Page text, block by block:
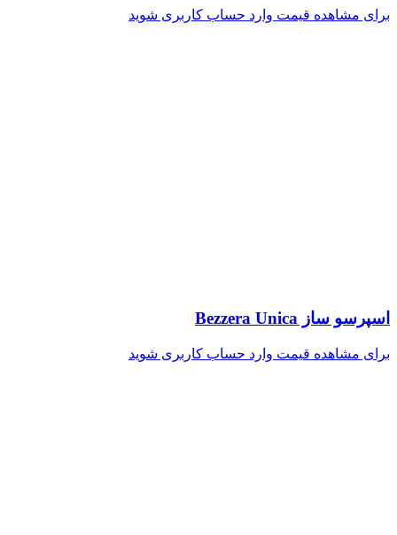
برای مشاهده قیمت وارد حساب کاربری شوید
اسپرسو ساز Bezzera Unica
برای مشاهده قیمت وارد حساب کاربری شوید